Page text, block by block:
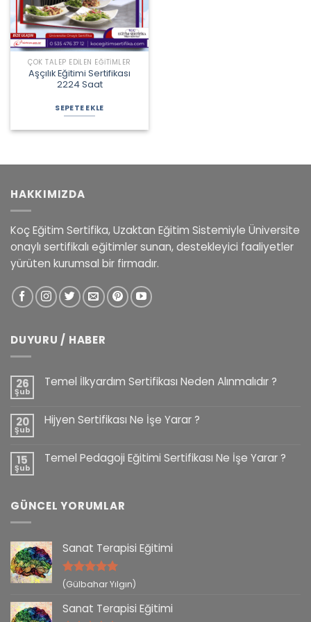
ÇOK TALEP EDILEN EĞITIMLER
Aşçılık Eğitimi Sertifikası
2224 Saat
SEPETE EKLE
HAKKIMIZDA
Koç Eğitim Sertifika, Uzaktan Eğitim Sistemiyle Üniversite
onaylı sertifikalı eğitimler sunan, destekleyici faaliyetler
yürüten kurumsal bir firmadır.
DUYURU / HABER
26
Şub
Temel İlkyardım Sertifikası Neden Alınmalıdır ?
20
Şub
Hijyen Sertifikası Ne İşe Yarar ?
15
Şub
Temel Pedagoji Eğitimi Sertifikası Ne İşe Yarar ?
GÜNCEL YORUMLAR
Sanat Terapisi Eğitimi
5 üzerinden
(Gülbahar Yılgın)
Sanat Terapisi Eğitimi